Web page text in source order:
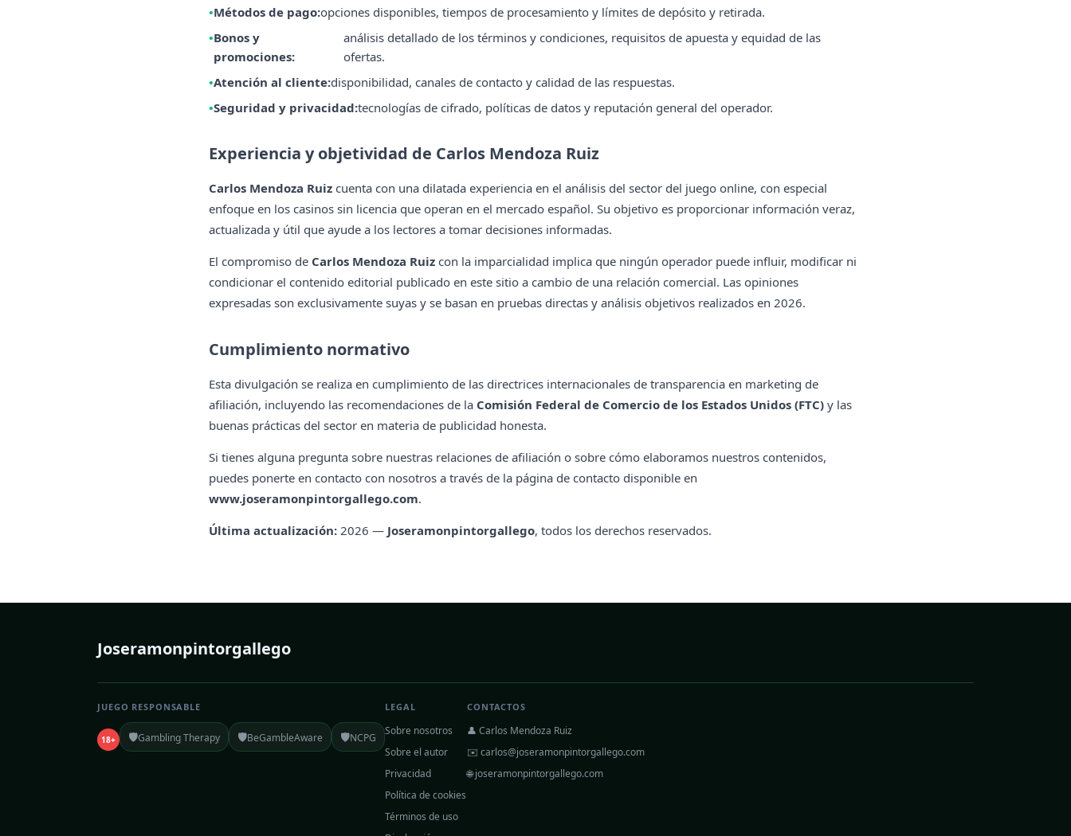
Métodos de pago:opciones disponibles, tiempos de procesamiento y límites de depósito y retirada.
Bonos y
promociones:
análisis detallado de los términos y condiciones, requisitos de apuesta y equidad de las
ofertas.
Atención al cliente:disponibilidad, canales de contacto y calidad de las respuestas.
Seguridad y privacidad:tecnologías de cifrado, políticas de datos y reputación general del operador.
Experiencia y objetividad de Carlos Mendoza Ruiz
Carlos Mendoza Ruiz cuenta con una dilatada experiencia en el análisis del sector del juego online, con especial
enfoque en los casinos sin licencia que operan en el mercado español. Su objetivo es proporcionar información veraz,
actualizada y útil que ayude a los lectores a tomar decisiones informadas.
El compromiso de Carlos Mendoza Ruiz con la imparcialidad implica que ningún operador puede influir, modificar ni
condicionar el contenido editorial publicado en este sitio a cambio de una relación comercial. Las opiniones
expresadas son exclusivamente suyas y se basan en pruebas directas y análisis objetivos realizados en 2026.
Cumplimiento normativo
Esta divulgación se realiza en cumplimiento de las directrices internacionales de transparencia en marketing de
afiliación, incluyendo las recomendaciones de la Comisión Federal de Comercio de los Estados Unidos (FTC) y las
buenas prácticas del sector en materia de publicidad honesta.
Si tienes alguna pregunta sobre nuestras relaciones de afiliación o sobre cómo elaboramos nuestros contenidos,
puedes ponerte en contacto con nosotros a través de la página de contacto disponible en
www.joseramonpintorgallego.com.
Última actualización: 2026 — Joseramonpintorgallego, todos los derechos reservados.
Joseramonpintorgallego
JUEGO RESPONSABLE
18+ 🛡️Gambling Therapy 🛡️BeGambleAware 🛡️NCPG
LEGAL
Sobre nosotros
Sobre el autor
Privacidad
Política de cookies
Términos de uso
CONTACTOS
👤 Carlos Mendoza Ruiz
✉️ carlos@joseramonpintorgallego.com
🌐 joseramonpintorgallego.com